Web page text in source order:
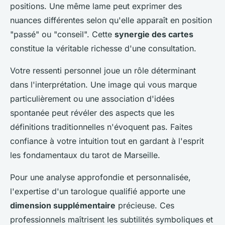
positions. Une même lame peut exprimer des
nuances différentes selon qu'elle apparaît en position
"passé" ou "conseil". Cette synergie des cartes
constitue la véritable richesse d'une consultation.
Votre ressenti personnel joue un rôle déterminant
dans l'interprétation. Une image qui vous marque
particulièrement ou une association d'idées
spontanée peut révéler des aspects que les
définitions traditionnelles n'évoquent pas. Faites
confiance à votre intuition tout en gardant à l'esprit
les fondamentaux du tarot de Marseille.
Pour une analyse approfondie et personnalisée,
l'expertise d'un tarologue qualifié apporte une
dimension supplémentaire précieuse. Ces
professionnels maîtrisent les subtilités symboliques et